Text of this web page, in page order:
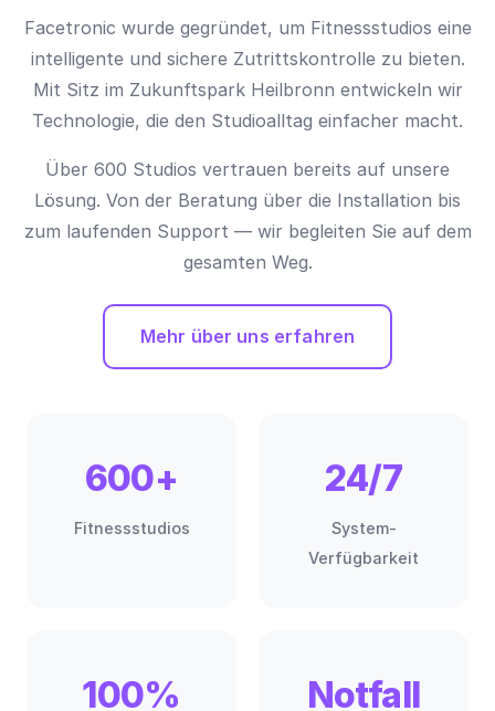
Facetronic wurde gegründet, um Fitnessstudios eine
intelligente und sichere Zutrittskontrolle zu bieten.
Mit Sitz im Zukunftspark Heilbronn entwickeln wir
Technologie, die den Studioalltag einfacher macht.
Über 600 Studios vertrauen bereits auf unsere
Lösung. Von der Beratung über die Installation bis
zum laufenden Support — wir begleiten Sie auf dem
gesamten Weg.
Mehr über uns erfahren
600+
Fitnessstudios
24/7
System-
Verfügbarkeit
100% Notfall